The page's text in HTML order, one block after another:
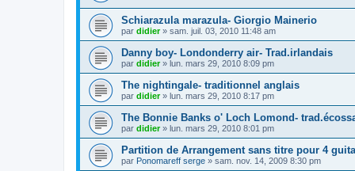
Schiarazula marazula- Giorgio Mainerio
par didier» sam. juil. 03, 2010 11:48 am
Danny boy- Londonderry air- Trad.irlandais
par didier» lun. mars 29, 2010 8:09 pm
The nightingale- traditionnel anglais
par didier» lun. mars 29, 2010 8:17 pm
The Bonnie Banks o' Loch Lomond-
par didier» lun. mars 29, 2010 8:01 pm
Partition de Arrangement sans titre pour 4
par Ponomareff serge » sam. nov. 14, 2009 8:30 pm